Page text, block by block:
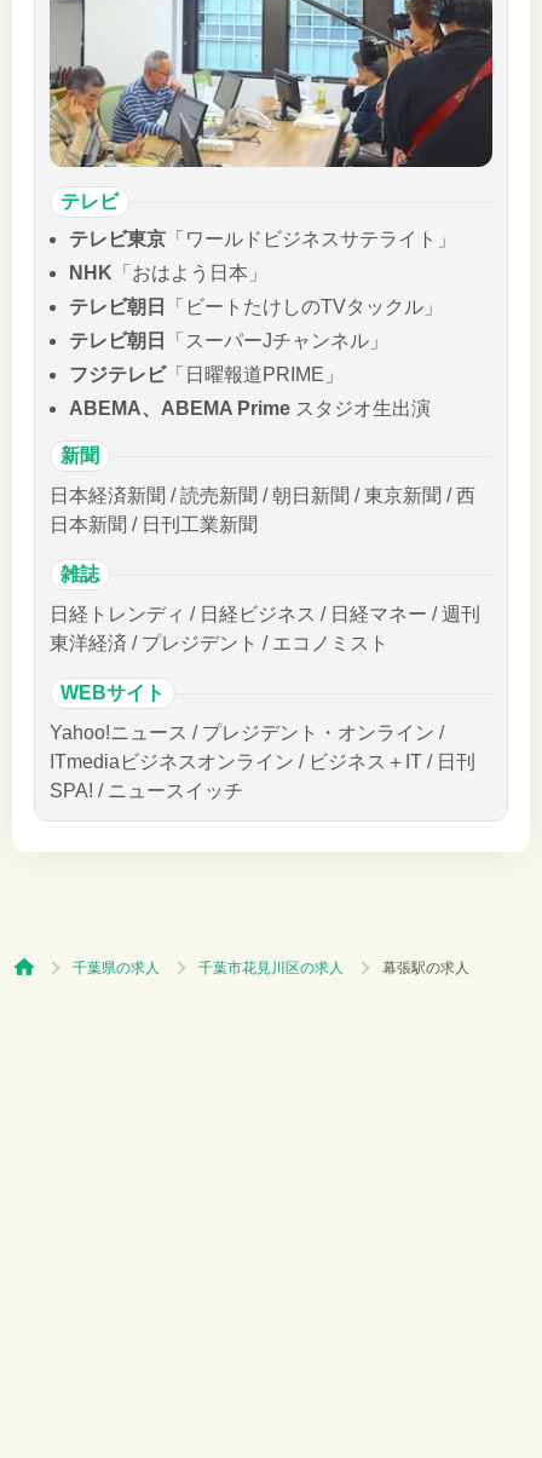
テレビ
テレビ東京 「ワールドビジネスサテライト」
NHK 「おはよう日本」
テレビ朝日
「ビートたけしのTVタックル」
テレビ朝日
「スーパーJチャンネル」
フジテレビ「日曜報道PRIME」
ABEMA、ABEMA Prime スタジオ生出演
新聞
日本経済新聞 / 読売新聞 / 朝日新聞 / 東京新聞 / 西
日本新聞 / 日刊工業新聞
雑誌
日経トレンディ / 日経ビジネス / 日経マネー / 週刊
東洋経済 / プレジデント / エコノミスト
WEBサイト
Yahoo!ニュース / プレジデント・オンライン /
ITmediaビジネスオンライン / ビジネス＋IT / 日刊
SPA! / ニュースイッチ
千葉県の求人 千葉市花見川区の求人 幕張駅の求人